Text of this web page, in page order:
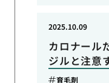
カロナール
ジルと注意
2025.10.09
育毛剤